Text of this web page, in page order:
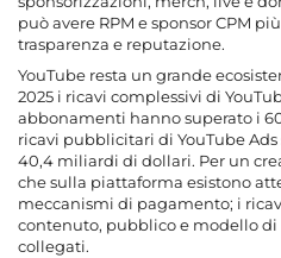
può avere RPM e sponsor CPM
trasparenza e reputazione.
YouTube resta un grande
2025 i ricavi complessivi di
abbonamenti hanno superato i
ricavi pubblicitari di YouTube
40,4 miliardi di dollari. Per un
che sulla piattaforma esistono
meccanismi di pagamento; i
contenuto, pubblico e modello
collegati.